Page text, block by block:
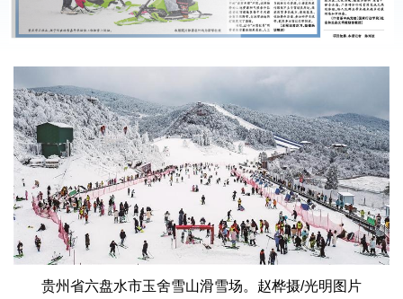
贵州省六盘水市玉舍雪山滑雪场。赵桦摄/光明图片